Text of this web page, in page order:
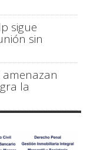
sigue
sin
la